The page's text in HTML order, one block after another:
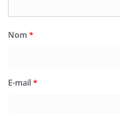
Nom *
E-mail*